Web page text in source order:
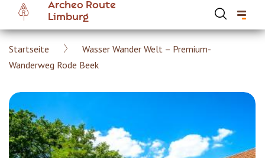
main
content
Archeo Route
Limburg
Breadcrumb
Startseite
Wasser Wander Welt – Premium-
Wanderweg Rode Beek